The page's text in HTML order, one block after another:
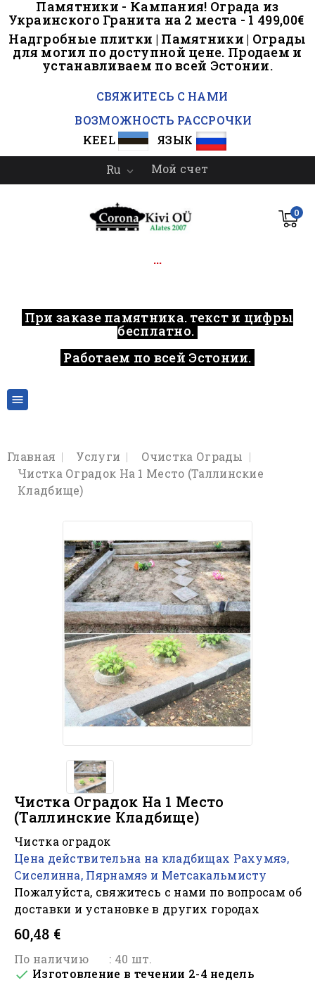
Памятники - Кампания! Ограда из
Украинского Гранита на 2 места - 1 499,00€
Надгробные плитки | Памятники | Ограды
для могил по доступной цене. Продаем и
устанавливаем по всей Эстонии.
СВЯЖИТЕСЬ С НАМИ
ВОЗМОЖНОСТЬ РАССРОЧКИ
KEEL
ЯЗЫК
Мой счет
Ru 
0
...
При заказе памятника, текст и цифры
бесплатно.
Работаем по всей Эстонии.

Главная Услуги
Очистка Ограды
Чистка Оградок На 1 Место (Таллинские
Кладбище)
Чистка Оградок На 1 Место
(Таллинские Кладбище)
Чистка оградок
Цена действительна на кладбищах Рахумяэ,
Сиселинна, Пярнамяэ и Метсакальмисту
Пожалуйста, свяжитесь с нами по вопросам об
доставки и установке в других городах
60,48 €
По наличию : 40 шт.
 Изготовление в течении 2-4 недель